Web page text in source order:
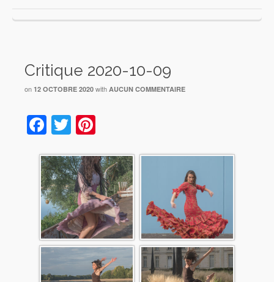
Critique 2020-10-09
on 12 OCTOBRE 2020 with AUCUN COMMENTAIRE
Facebook
Twitter